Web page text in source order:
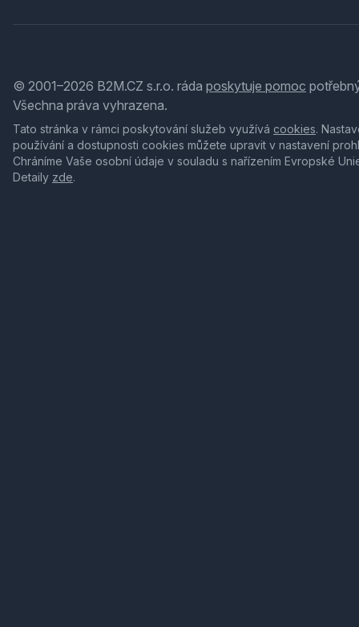
© 2001–2026 B2M.CZ s.r.o. ráda poskytuje pomoc
Všechna práva vyhrazena.
Tato stránka v rámci poskytování služeb využívá cookies.
používání a dostupnosti cookies můžete upravit v nastavení
Chráníme Vaše osobní údaje v souladu s nařízením Evropské
Detaily zde.